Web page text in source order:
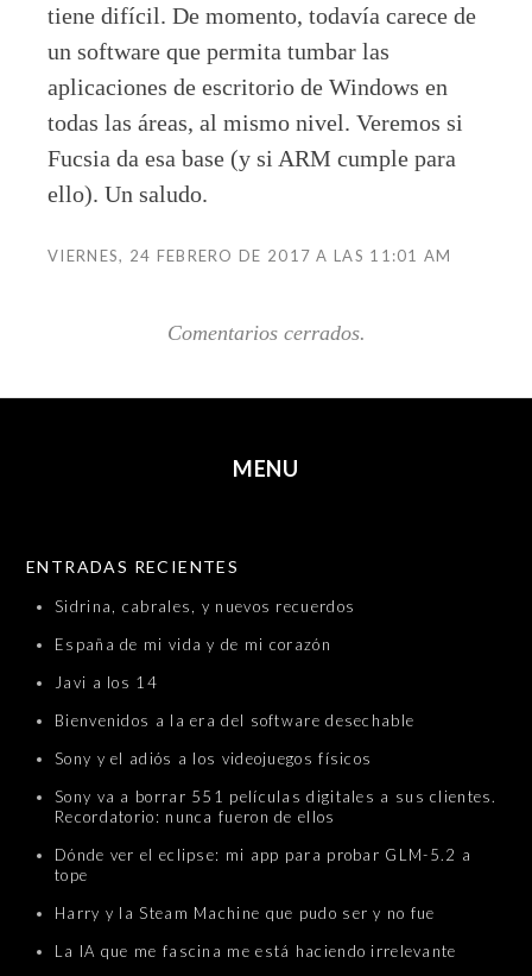
tiene difícil. De momento, todavía carece de
un software que permita tumbar las
aplicaciones de escritorio de Windows en
todas las áreas, al mismo nivel. Veremos si
Fucsia da esa base (y si ARM cumple para
ello). Un saludo.
VIERNES, 24 FEBRERO DE 2017 A LAS 11:01 AM
Comentarios cerrados.
MENU
ENTRADAS RECIENTES
Sidrina, cabrales, y nuevos recuerdos
España de mi vida y de mi corazón
Javi a los 14
Bienvenidos a la era del software desechable
Sony y el adiós a los videojuegos físicos
Sony va a borrar 551 películas digitales a sus clientes.
Recordatorio: nunca fueron de ellos
Dónde ver el eclipse: mi app para probar GLM-5.2 a
tope
Harry y la Steam Machine que pudo ser y no fue
La IA que me fascina me está haciendo irrelevante